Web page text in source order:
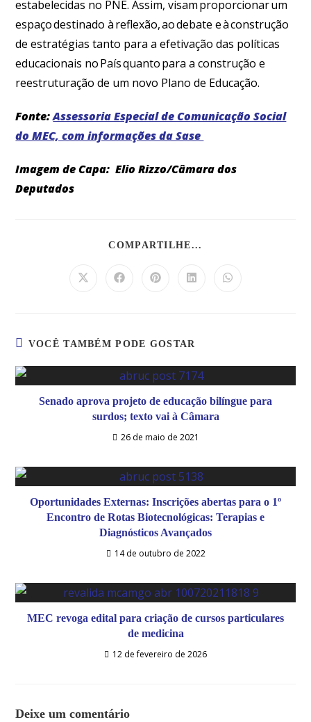
estabelecidas no PNE. Assim, visam proporcionar um
espaço destinado à reflexão, ao debate e à construção
de estratégias tanto para a efetivação das políticas
educacionais no País quanto para a construção e
reestruturação de um novo Plano de Educação.
Fonte:Assessoria Especial de Comunicação Social
do MEC, com informações da Sase
Imagem de Capa: Elio Rizzo/Câmara dos
Deputados
COMPARTILHE...
VOCÊ TAMBÉM PODE GOSTAR
Senado aprova projeto de educação bilíngue para
surdos; texto vai à Câmara
26 de maio de 2021
Oportunidades Externas: Inscrições abertas para o 1º
Encontro de Rotas Biotecnológicas: Terapias e
Diagnósticos Avançados
14 de outubro de 2022
MEC revoga edital para criação de cursos particulares
de medicina
12 de fevereiro de 2026
Deixe um comentário